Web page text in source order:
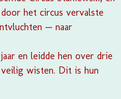
het circus vervalste
— naar
en leidde hen over drie
wisten. Dit is hun